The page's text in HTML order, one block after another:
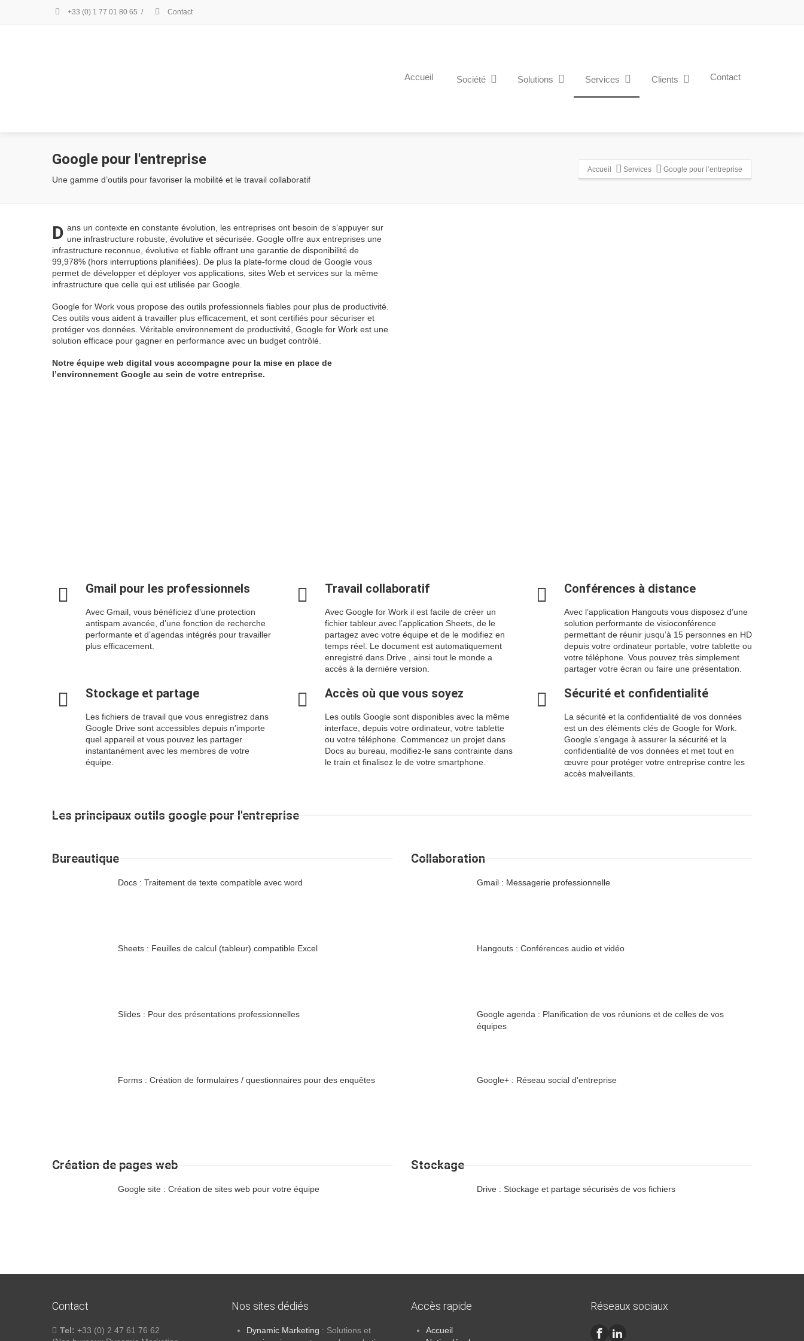
+33 (0) 1 77 01 80 65 / Contact
Accueil Société Solutions Services Clients Contact
Google pour l'entreprise
Une gamme d’outils pour favoriser la mobilité et le travail collaboratif
Accueil Services Google pour l’entreprise
D ans un contexte en constante évolution, les entreprises ont besoin de s’appuyer sur
une infrastructure robuste, évolutive et sécurisée. Google offre aux entreprises une
infrastructure reconnue, évolutive et fiable offrant une garantie de disponibilité de
99,978% (hors interruptions planifiées). De plus la plate-forme cloud de Google vous
permet de développer et déployer vos applications, sites Web et services sur la même
infrastructure que celle qui est utilisée par Google.
Google for Work vous propose des outils professionnels fiables pour plus de productivité.
Ces outils vous aident à travailler plus efficacement, et sont certifiés pour sécuriser et
protéger vos données. Véritable environnement de productivité, Google for Work est une
solution efficace pour gagner en performance avec un budget contrôlé.
Notre équipe web digital vous accompagne pour la mise en place de
l’environnement Google au sein de votre entreprise.
Gmail pour les professionnels
Avec Gmail, vous bénéficiez d’une protection
antispam avancée, d’une fonction de recherche
performante et d’agendas intégrés pour travailler
plus efficacement.
Travail collaboratif
Avec Google for Work il est facile de créer un
fichier tableur avec l’application Sheets, de le
partagez avec votre équipe et de le modifiez en
temps réel. Le document est automatiquement
enregistré dans Drive , ainsi tout le monde a
accès à la dernière version.
Conférences à distance
Avec l’application Hangouts vous disposez d’une
solution performante de visioconférence
permettant de réunir jusqu’à 15 personnes en HD
depuis votre ordinateur portable, votre tablette ou
votre téléphone. Vous pouvez très simplement
partager votre écran ou faire une présentation.
Stockage et partage
Les fichiers de travail que vous enregistrez dans
Google Drive sont accessibles depuis n’importe
quel appareil et vous pouvez les partager
instantanément avec les membres de votre
équipe.
Accès où que vous soyez
Les outils Google sont disponibles avec la même
interface, depuis votre ordinateur, votre tablette
ou votre téléphone. Commencez un projet dans
Docs au bureau, modifiez-le sans contrainte dans
le train et finalisez le de votre smartphone.
Sécurité et confidentialité
La sécurité et la confidentialité de vos données
est un des éléments clés de Google for Work.
Google s’engage à assurer la sécurité et la
confidentialité de vos données et met tout en
œuvre pour protéger votre entreprise contre les
accès malveillants.
Les principaux outils google pour l'entreprise
Bureautique
Docs : Traitement de texte compatible avec word
Sheets : Feuilles de calcul (tableur) compatible Excel
Slides : Pour des présentations professionnelles
Forms : Création de formulaires / questionnaires pour des enquêtes
Collaboration
Gmail : Messagerie professionnelle
Hangouts : Conférences audio et vidéo
Google agenda : Planification de vos réunions et de celles de vos
équipes
Google+ : Réseau social d'entreprise
Création de pages web
Google site : Création de sites web pour votre équipe
Stockage
Drive : Stockage et partage sécurisés de vos fichiers
Contact
Tel: +33 (0) 2 47 61 76 62
Nos sites dédiés
Dynamic Marketing : Solutions et
Accès rapide
Accueil
Réseaux sociaux